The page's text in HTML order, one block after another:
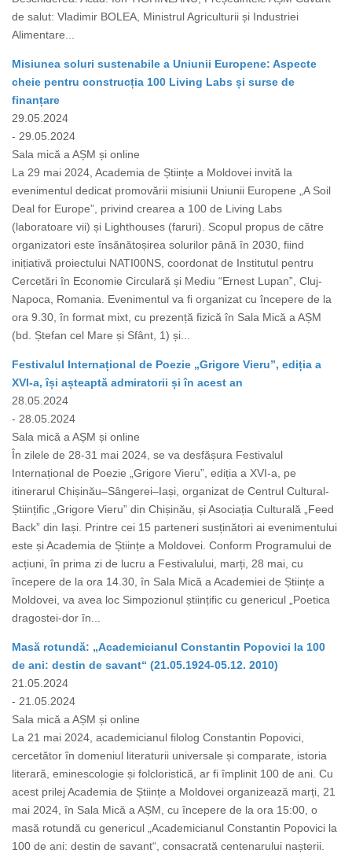
de salut: Vladimir BOLEA, Ministrul Agriculturii și Industriei
Alimentare...
Misiunea soluri sustenabile a Uniunii Europene: Aspecte
cheie pentru construcția 100 Living Labs și surse de
finanțare
29.05.2024
- 29.05.2024
Sala mică a AȘM și online
La 29 mai 2024, Academia de Științe a Moldovei invită la
evenimentul dedicat promovării misiunii Uniunii Europene „A Soil
Deal for Europe”, privind crearea a 100 de Living Labs
(laboratoare vii) și Lighthouses (faruri). Scopul propus de către
organizatori este însănătoșirea solurilor până în 2030, fiind
inițiativă proiectului NATI00NS, coordonat de Institutul pentru
Cercetări în Economie Circulară și Mediu “Ernest Lupan”, Cluj-
Napoca, Romania. Evenimentul va fi organizat cu începere de la
ora 9.30, în format mixt, cu prezență fizică în Sala Mică a AȘM
(bd. Ștefan cel Mare și Sfânt, 1) și...
Festivalul Internațional de Poezie „Grigore Vieru”, ediția a
XVI-a, își așteaptă admiratorii și în acest an
28.05.2024
- 28.05.2024
Sala mică a AȘM și online
În zilele de 28-31 mai 2024, se va desfășura Festivalul
Internațional de Poezie „Grigore Vieru”, ediția a XVI-a, pe
itinerarul Chișinău–Sângerei–Iași, organizat de Centrul Cultural-
Științific „Grigore Vieru” din Chișinău, și Asociația Culturală „Feed
Back” din Iași. Printre cei 15 parteneri susținători ai evenimentului
este și Academia de Științe a Moldovei. Conform Programului de
acțiuni, în prima zi de lucru a Festivalului, marți, 28 mai, cu
începere de la ora 14.30, în Sala Mică a Academiei de Științe a
Moldovei, va avea loc Simpozionul științific cu genericul „Poetica
dragostei-dor în...
Masă rotundă: „Academicianul Constantin Popovici la 100
de ani: destin de savant“ (21.05.1924-05.12. 2010)
21.05.2024
- 21.05.2024
Sala mică a AȘM și online
La 21 mai 2024, academicianul filolog Constantin Popovici,
cercetător în domeniul literaturii universale și comparate, istoria
literară, eminescologie și folcloristică, ar fi împlinit 100 de ani. Cu
acest prilej Academia de Științe a Moldovei organizează marți, 21
mai 2024, în Sala Mică a AȘM, cu începere de la ora 15:00, o
masă rotundă cu genericul „Academicianul Constantin Popovici la
100 de ani: destin de savant“, consacrată centenarului nașterii.